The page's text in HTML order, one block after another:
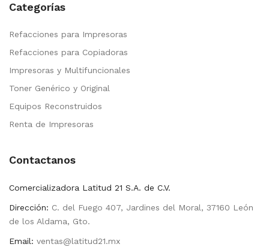
Categorías
Refacciones para Impresoras
Refacciones para Copiadoras
Impresoras y Multifuncionales
Toner Genérico y Original
Equipos Reconstruidos
Renta de Impresoras
Contactanos
Comercializadora Latitud 21 S.A. de C.V.
Dirección: C. del Fuego 407, Jardines del Moral, 37160 León
de los Aldama, Gto.
Email: ventas@latitud21.mx